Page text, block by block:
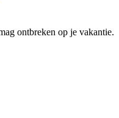
ontbreken op je vakantie.